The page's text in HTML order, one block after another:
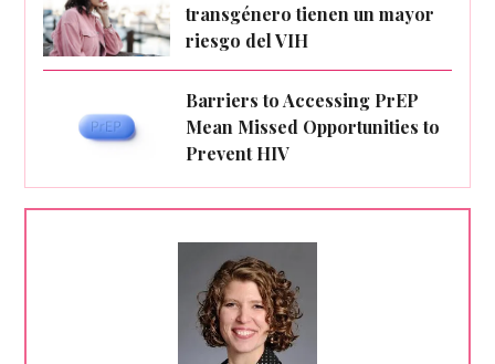
transgénero tienen un mayor
riesgo del VIH
Barriers to Accessing PrEP
Mean Missed Opportunities to
Prevent HIV